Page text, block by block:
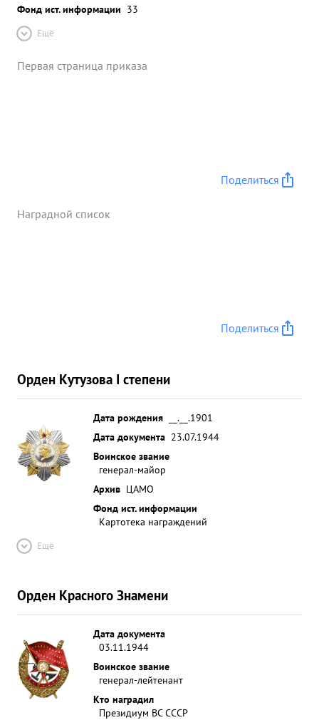
Фонд ист. информации 33
Ещё
Первая страница приказа
Поделиться
Наградной список
Поделиться
Орден Кутузова I степени
Дата рождения
__.__.1901
Дата документа 23.07.1944
Воинское звание
генерал-майор
Архив ЦАМО
Фонд ист. информации
Картотека награждений
Ещё
Орден Красного Знамени
Дата документа
03.11.1944
Воинское звание
генерал-лейтенант
Кто наградил
Президиум ВС СССР